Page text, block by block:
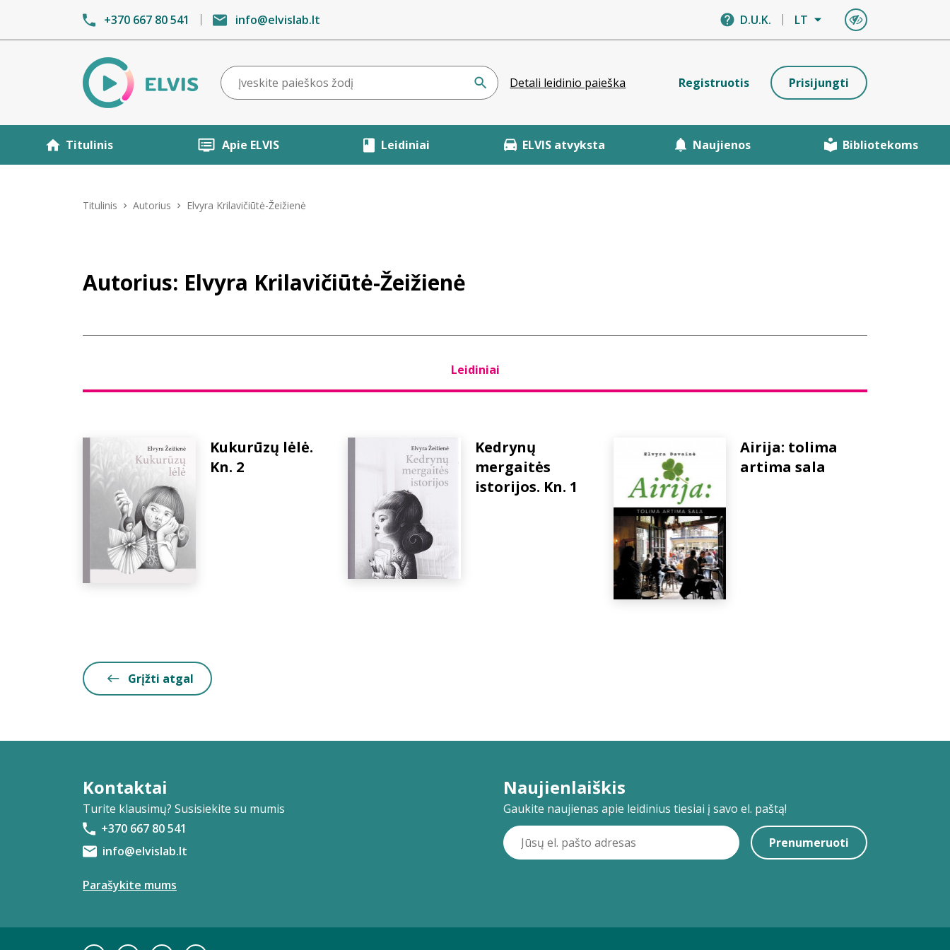
+370 667 80 541 info@elvislab.lt D.U.K. LT
Detali leidinio paieška Registruotis Prisijungti
Titulinis Apie ELVIS Leidiniai ELVIS atvyksta Naujienos Bibliotekoms
Titulinis Autorius Elvyra Krilavičiūtė-Žeižienė
Autorius: Elvyra Krilavičiūtė-Žeižienė
Leidiniai
Kukurūzų lėlė.
Kn. 2
Kedrynų
mergaitės
istorijos. Kn. 1
Airija: tolima
artima sala
Grįžti atgal
Kontaktai
Turite klausimų? Susisiekite su mumis
+370 667 80 541
info@elvislab.lt
Parašykite mums
Naujienlaiškis
Gaukite naujienas apie leidinius tiesiai į savo el. paštą!
Prenumeruoti